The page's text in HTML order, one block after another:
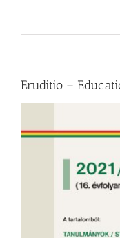
Eruditio –